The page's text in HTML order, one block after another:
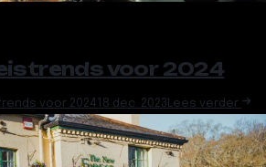
voor 2024
voor 202418 dec. 2023 Lees verder